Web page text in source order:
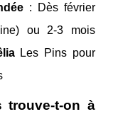
: Dès février
ou 2-3 mois
Les Pins pour
trouve-t-on à